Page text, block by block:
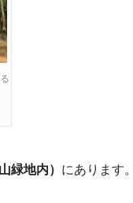
緑地内） にあります。